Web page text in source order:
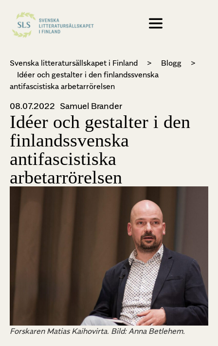
Svenska litteratursällskapet i Finland > Blogg
>
Idéer och gestalter i den finlandssvenska
antifascistiska arbetarrörelsen
08.07.2022 Samuel Brander
Idéer och gestalter i den
finlandssvenska
antifascistiska
arbetarrörelsen
Forskaren Matias Kaihovirta. Bild: Anna Betlehem.